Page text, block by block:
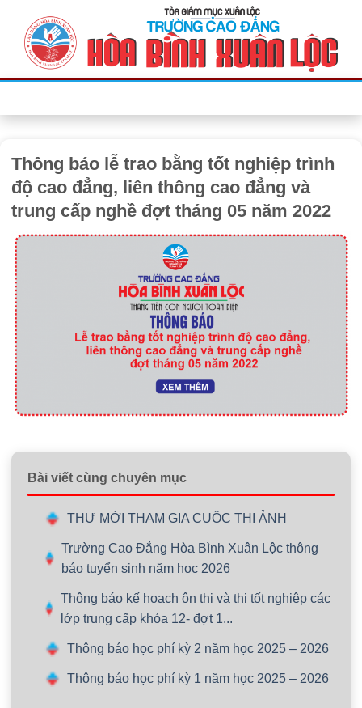
Thông báo lễ trao bằng tốt nghiệp trình
độ cao đẳng, liên thông cao đẳng và
trung cấp nghề đợt tháng 05 năm 2022
Bài viết cùng chuyên mục
THƯ MỜI THAM GIA CUỘC THI ẢNH
Trường Cao Đẳng Hòa Bình Xuân Lộc thông
báo tuyển sinh năm học 2026
Thông báo kế hoạch ôn thi và thi tốt nghiệp các
lớp trung cấp khóa 12- đợt 1...
Thông báo học phí kỳ 2 năm học 2025 – 2026
Thông báo học phí kỳ 1 năm học 2025 – 2026